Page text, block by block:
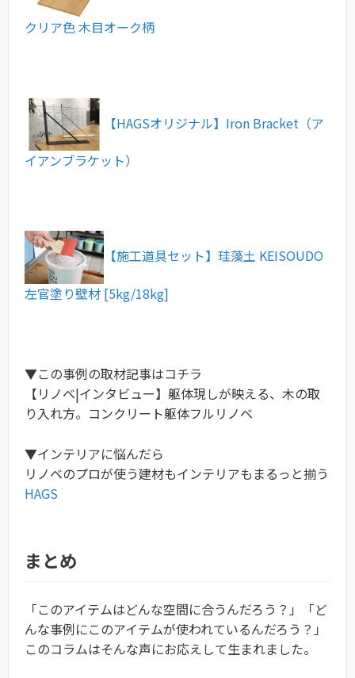
クリア色 木目オーク柄
【HAGSオリジナル】Iron Bracket（ア
イアンブラケット）
【施工道具セット】珪藻土 KEISOUDO
左官塗り壁材 [5kg/18kg]
▼この事例の取材記事はコチラ
【リノベ|インタビュー】躯体現しが映える、木の取
り入れ方。コンクリート躯体フルリノベ
▼インテリアに悩んだら
リノベのプロが使う建材もインテリアもまるっと揃う
HAGS
まとめ
「このアイテムはどんな空間に合うんだろう？」「ど
んな事例にこのアイテムが使われているんだろう？」
このコラムはそんな声にお応えして生まれました。